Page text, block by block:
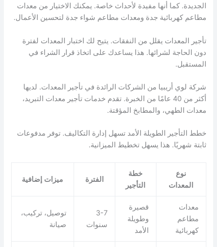
الجديدة. كما أنها مفيدة لأحداث خاصة. يمكنك الاختيار من معدات
مطاعم كهربائية جدة ومعدات مطاعم شواء جدة لتحسين الأعمال.
تأجير المعدات يقلل من النفقات. يتيح لك اختبار المعدات لفترة
دون الحاجة لشرائها. هذا يساعدك على اتخاذ قرار الشراء في
المستقبل.
شركة لوي أريبيا من الشركات الرائدة في تأجير المعدات. لديها
أكثر من 40 عامًا من الخبرة. تقدم خدمات تأجير معدات التبريد،
معدات الطهي، والمطابخ المؤقتة.
خطط التأجير الطويلة الأمد تسهل إدارة التكاليف. توفر مدفوعات
ثابتة شهريًا. هذا يسهل تخطيط الميزانية.
نوع
المعدات
خطة
التأجير
الفترة ميزات إضافية
معدات
مطاعم
كهربائية
قصيرة
وطويلة
الأمد
3-7
سنوات
توصيل، تركيب،
صيانة